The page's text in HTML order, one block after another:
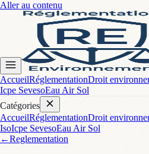
Aller au contenu
AccueilRéglementationDroit
Icpe SevesoEau Air Sol
Catégories
AccueilRéglementationDroit
IsoIcpe SevesoEau Air Sol
←Reglementation